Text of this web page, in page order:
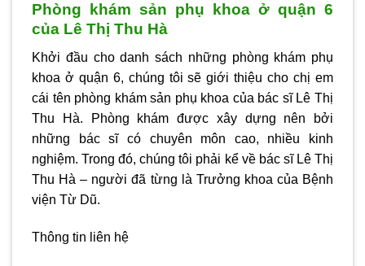
Phòng khám sản phụ khoa ở quận 6
của Lê Thị Thu Hà
Khởi đầu cho danh sách những phòng khám phụ
khoa ở quận 6, chúng tôi sẽ giới thiệu cho chị em
cái tên phòng khám sản phụ khoa của bác sĩ Lê Thị
Thu Hà. Phòng khám được xây dựng nên bởi
những bác sĩ có chuyên môn cao, nhiều kinh
nghiệm. Trong đó, chúng tôi phải kể về bác sĩ Lê Thị
Thu Hà – người đã từng là Trưởng khoa của Bệnh
viện Từ Dũ.
Thông tin liên hệ